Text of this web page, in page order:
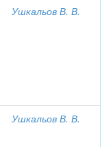
Ушкальов В. В.
Ушкальов В. В.